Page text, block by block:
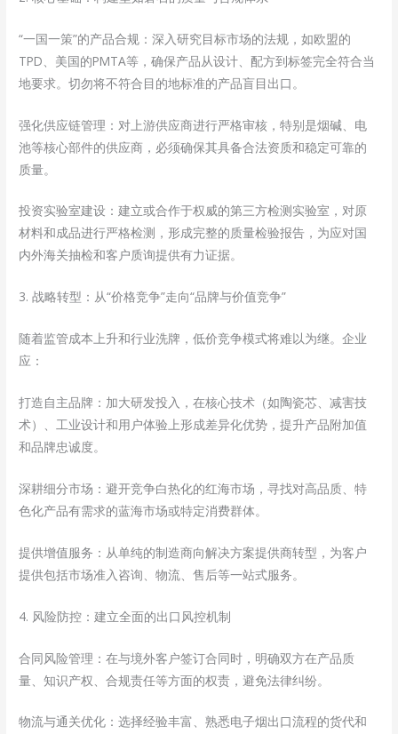
“一国一策”的产品合规：深入研究目标市场的法规，如欧盟的
TPD、美国的PMTA等，确保产品从设计、配方到标签完全符合当
地要求。切勿将不符合目的地标准的产品盲目出口。
强化供应链管理：对上游供应商进行严格审核，特别是烟碱、电
池等核心部件的供应商，必须确保其具备合法资质和稳定可靠的
质量。
投资实验室建设：建立或合作于权威的第三方检测实验室，对原
材料和成品进行严格检测，形成完整的质量检验报告，为应对国
内外海关抽检和客户质询提供有力证据。
3. 战略转型：从“价格竞争”走向“品牌与价值竞争”
随着监管成本上升和行业洗牌，低价竞争模式将难以为继。企业
应：
打造自主品牌：加大研发投入，在核心技术（如陶瓷芯、减害技
术）、工业设计和用户体验上形成差异化优势，提升产品附加值
和品牌忠诚度。
深耕细分市场：避开竞争白热化的红海市场，寻找对高品质、特
色化产品有需求的蓝海市场或特定消费群体。
提供增值服务：从单纯的制造商向解决方案提供商转型，为客户
提供包括市场准入咨询、物流、售后等一站式服务。
4. 风险防控：建立全面的出口风控机制
合同风险管理：在与境外客户签订合同时，明确双方在产品质
量、知识产权、合规责任等方面的权责，避免法律纠纷。
物流与通关优化：选择经验丰富、熟悉电子烟出口流程的货代和